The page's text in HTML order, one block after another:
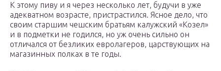
К этому пиву и я через несколько лет, будучи в уже
адекватном возрасте, пристрастился. Ясное дело, что
своим старшим чешским братьям калужский «Козел»
и в подметки не годился, но уж очень сильно он
отличался от безликих евролагеров, царствующих на
магазинных полках в те годы.